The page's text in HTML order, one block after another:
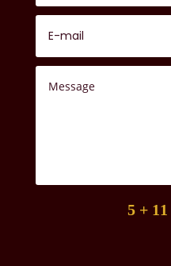
5 + 11